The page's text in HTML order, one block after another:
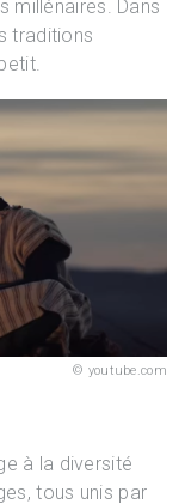
millénaires. Dans
traditions
youtube.com
à la diversité
tous unis par